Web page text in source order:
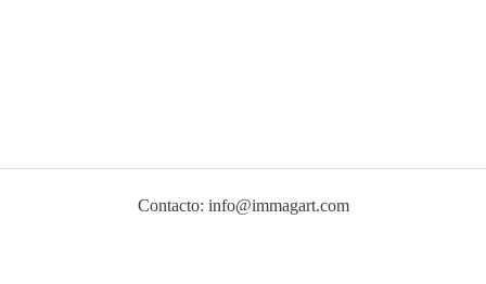
Contacto: info@immagart.com